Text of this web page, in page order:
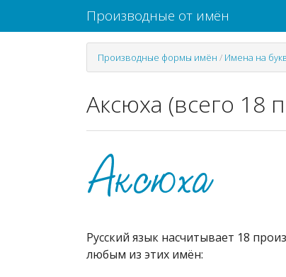
Производные от имён
Производные формы имён / Имена на
Аксюха (всего 18
Русский язык насчитывает 18
любым из этих имён: